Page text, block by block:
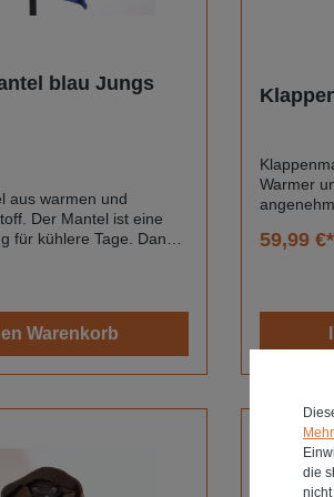
blau Jungs
aus warmen und
Der Mantel ist eine
für kühlere Tage. Dank
anderen immer
100%
Warenkorb
Warmer
Rand aus
59,99 €*
die